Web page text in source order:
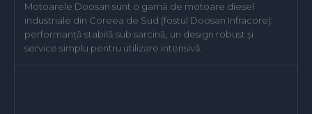
Motoarele Doosan sunt o gamă de motoare diesel
industriale din Coreea de Sud (fostul Doosan Infracore):
performanță stabilă sub sarcină, un design robust și
service simplu pentru utilizare intensivă.